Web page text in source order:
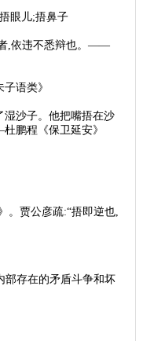
眼儿;捂鼻子
,依违不悉辩也。——
语类》
湿沙子。他把嘴捂在沙
鹏程《保卫延安》
贾公彦疏:“捂即逆也,
部存在的矛盾斗争和坏